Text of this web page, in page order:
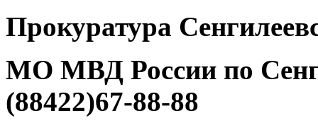
Прокуратура
МО МВД России по
(88422)67-88-88